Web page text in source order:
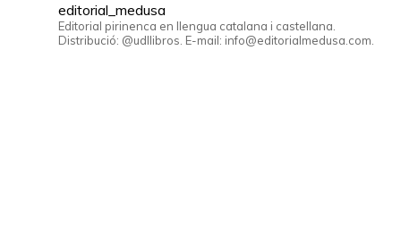
editorial_medusa
Editorial pirinenca en llengua catalana i castellana.
Distribució: @udllibros. E-mail: info@editorialmedusa.com.